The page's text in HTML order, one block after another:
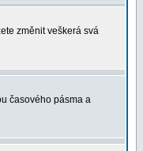
změnit veškerá svá
časového pásma a